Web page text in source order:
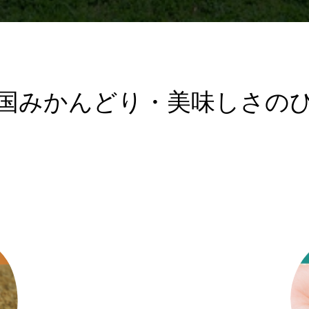
みかんどり・美味しさの